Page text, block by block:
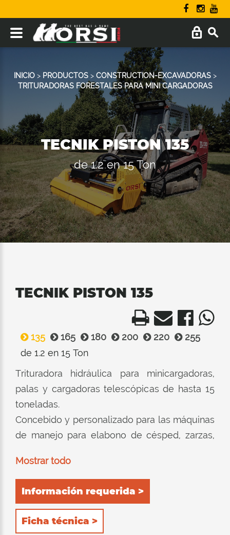
INICIO> PRODUCTOS> CONSTRUCTION-EXCAVADORAS>
TRITURADORAS FORESTALES PARA MINI CARGADORAS
TECNIK PISTON 135
de 1.2 en 15 Ton
TECNIK PISTON 135
135 165 180 200 220
255
de 1.2 en 15 Ton
Trituradora hidráulica para minicargadoras,
palas y cargadoras telescópicas de hasta 15
toneladas.
Concebido y personalizado para las máquinas
de manejo para elabono de césped, zarzas,
Mostrar todo
Información requerida >
Ficha técnica >